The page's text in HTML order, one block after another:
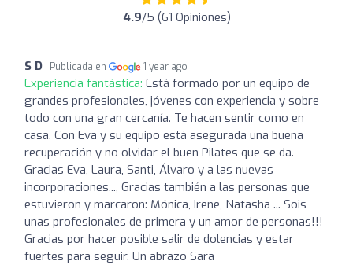
4.9/5 (61 Opiniones)
S D Publicada en 1 year ago
Experiencia fantástica: Está formado por un equipo de
grandes profesionales, jóvenes con experiencia y sobre
todo con una gran cercanía. Te hacen sentir como en
casa. Con Eva y su equipo está asegurada una buena
recuperación y no olvidar el buen Pilates que se da.
Gracias Eva, Laura, Santi, Álvaro y a las nuevas
incorporaciones..., Gracias también a las personas que
estuvieron y marcaron: Mónica, Irene, Natasha ... Sois
unas profesionales de primera y un amor de personas!!!
Gracias por hacer posible salir de dolencias y estar
fuertes para seguir. Un abrazo Sara